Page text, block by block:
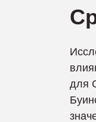
для